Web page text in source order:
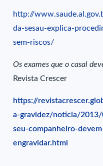
http://
da-sesau-explica-
sem-riscos/
Os exames que o casal
Revista Crescer
https://
a-gravidez/noticia/
seu-companheiro-
engravidar.html